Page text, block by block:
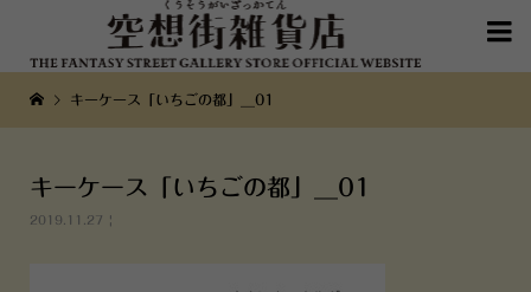

キーケース「いちごの都」__01
キーケース「いちごの都」__01
2019.11.27